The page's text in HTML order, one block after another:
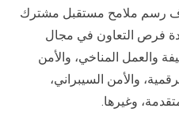
رسم ملامح مستقبل مشترك
فرص التعاون في مجال
والعمل المناخي، والأمن
والأمن السيبراني،
وغيرها.